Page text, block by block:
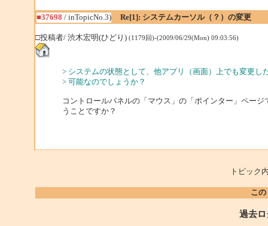
■37698 / inTopicNo.3) Re[1]: システムカーソル（？）の変更
□投稿者/ 渋木宏明(ひどり) (1179回)-(2009/06/29(Mon) 09:03:56)
> システムの状態として、他アプリ（画面）上でも変更し
> 可能なのでしょうか？
コントロールパネルの「マウス」の「ポインター」ペー
うことですか？
トピッ
こ
過去